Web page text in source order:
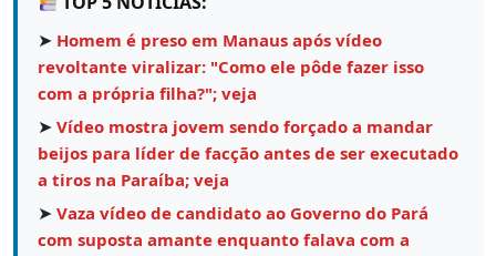
➤ Homem é preso em Manaus após vídeo
revoltante viralizar: "Como ele pôde fazer isso
com a própria filha?"; veja
➤ Vídeo mostra jovem sendo forçado a mandar
beijos para líder de facção antes de ser executado
a tiros na Paraíba; veja
➤ Vaza vídeo de candidato ao Governo do Pará
com suposta amante enquanto falava com a